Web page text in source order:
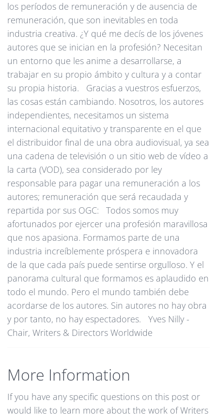
los períodos de remuneración y de ausencia de
remuneración, que son inevitables en toda
industria creativa. ¿Y qué me decís de los jóvenes
autores que se inician en la profesión? Necesitan
un entorno que les anime a desarrollarse, a
trabajar en su propio ámbito y cultura y a contar
su propia historia. Gracias a vuestros esfuerzos,
las cosas están cambiando. Nosotros, los autores
independientes, necesitamos un sistema
internacional equitativo y transparente en el que
el distribuidor final de una obra audiovisual, ya sea
una cadena de televisión o un sitio web de vídeo a
la carta (VOD), sea considerado por ley
responsable para pagar una remuneración a los
autores; remuneración que será recaudada y
repartida por sus OGC: Todos somos muy
afortunados por ejercer una profesión maravillosa
que nos apasiona. Formamos parte de una
industria increíblemente próspera e innovadora
de la que cada país puede sentirse orgulloso. Y el
panorama cultural que formamos es aplaudido en
todo el mundo. Pero el mundo también debe
acordarse de los autores. Sin autores no hay obra
y por tanto, no hay espectadores. Yves Nilly -
Chair, Writers & Directors Worldwide
More Information
If you have any specific questions on this post or
would like to learn more about the work of Writers